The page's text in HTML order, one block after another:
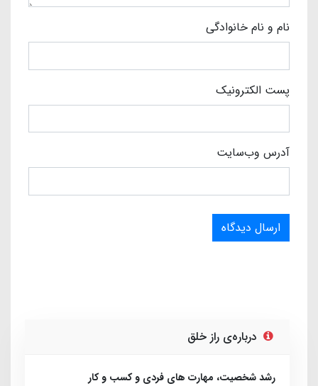
نام و نام خانوادگی
پست الکترونیک
آدرس وب‌سایت
ارسال دیدگاه
درباره‌ی راز خلق
رشد شخصیت، مهارت های فردی و کسب و کار